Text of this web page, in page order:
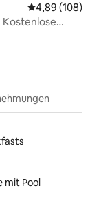
4,89 (108)
Kostenlose
Pool